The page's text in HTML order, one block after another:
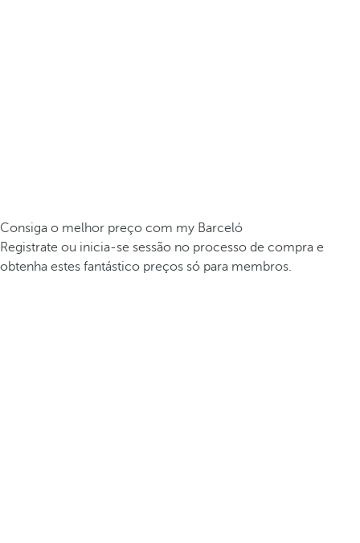
Consiga o melhor preço com my Barceló
Registrate ou inicia-se sessão no processo de compra e
obtenha estes fantástico preços só para membros.